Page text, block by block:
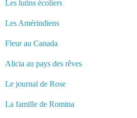
Les lutins écoliers
Les Amérindiens
Fleur au Canada
Alicia au pays des rêves
Le journal de Rose
La famille de Romina